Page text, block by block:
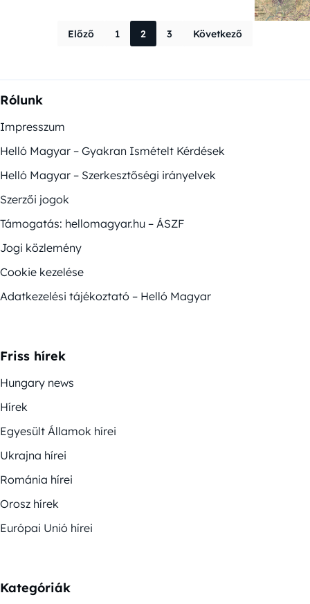
Bejegyzések
Előző 1 2 3 Következő
Rólunk
Impresszum
Helló Magyar – Gyakran Ismételt Kérdések
Helló Magyar – Szerkesztőségi irányelvek
Szerzői jogok
Támogatás: hellomagyar.hu – ÁSZF
Jogi közlemény
Cookie kezelése
Adatkezelési tájékoztató – Helló Magyar
Friss hírek
Hungary news
Hírek
Egyesült Államok hírei
Ukrajna hírei
Románia hírei
Orosz hírek
Európai Unió hírei
Kategóriák